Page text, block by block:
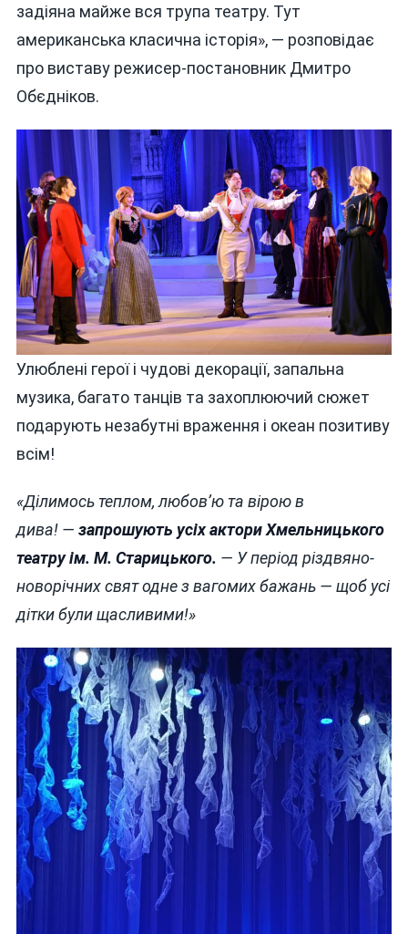
задіяна майже вся трупа театру. Тут
американська класична історія», — розповідає
про виставу режисер-постановник Дмитро
Обєдніков.
Улюблені герої і чудові декорації, запальна
музика, багато танців та захоплюючий сюжет
подарують незабутні враження і океан позитиву
всім!
«Ділимось теплом, любов’ю та вірою в
дива! — запрошують усіх актори Хмельницького
театру ім. М. Старицького. — У період різдвяно-
новорічних святодне з вагомих бажань — щоб усі
дітки були щасливими!»